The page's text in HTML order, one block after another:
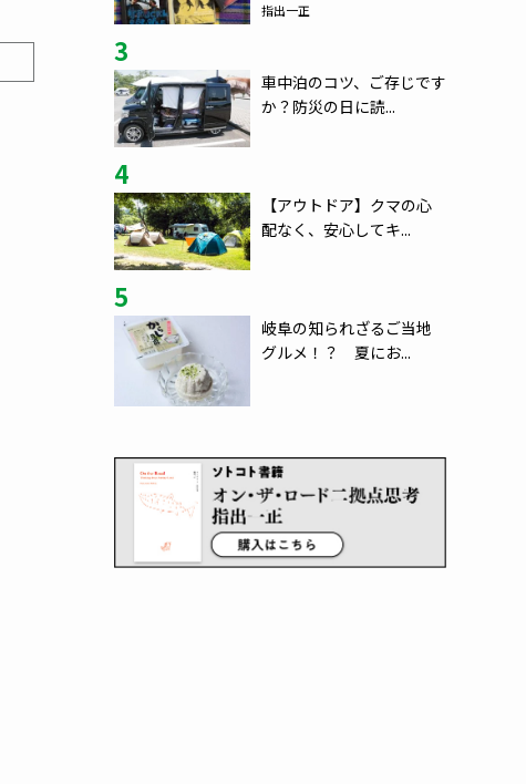
指出一正
3
車中泊のコツ、ご存じです
か？防災の日に読...
4
【アウトドア】クマの心
配なく、安心してキ...
5
岐阜の知られざるご当地
グルメ！？ 夏にお...